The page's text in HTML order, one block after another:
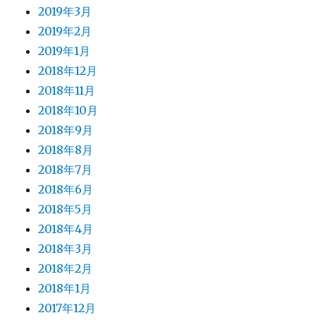
2019年3月
2019年2月
2019年1月
2018年12月
2018年11月
2018年10月
2018年9月
2018年8月
2018年7月
2018年6月
2018年5月
2018年4月
2018年3月
2018年2月
2018年1月
2017年12月